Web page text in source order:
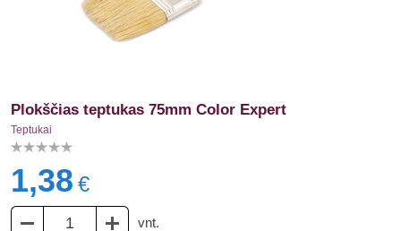
Plokščias teptukas 75mm Color Expert
Teptukai
1,38 €
vnt.